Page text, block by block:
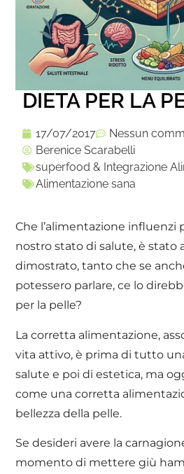
DIETA PER LA
17/07/2017
Nessun
Berenice Scarabelli
superfood & Integrazione
Alimentazione sana
Che l’alimentazione influenzi
nostro stato di salute, è stato
dimostrato, tanto che se
potessero parlare, ce lo
per la pelle?
La corretta alimentazione,
vita attivo, è prima di tutto
salute e poi di estetica, ma
come una corretta
bellezza della pelle.
Se desideri avere la
momento di mettere giù